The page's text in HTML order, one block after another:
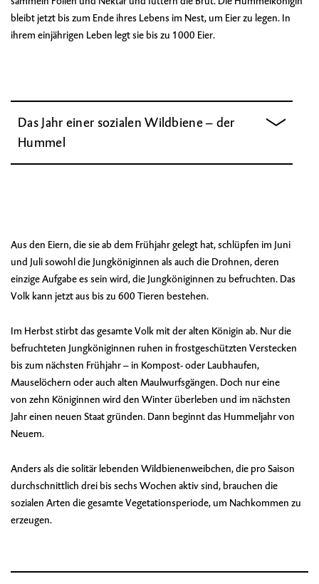
bleibt jetzt bis zum Ende ihres Lebens im Nest, um Eier zu legen. In
ihrem einjährigen Leben legt sie bis zu 1000 Eier.
Das Jahr einer sozialen Wildbiene – der
Hummel
Aus den Eiern, die sie ab dem Frühjahr gelegt hat, schlüpfen im Juni
und Juli sowohl die Jungköniginnen als auch die Drohnen, deren
einzige Aufgabe es sein wird, die Jungköniginnen zu befruchten. Das
Volk kann jetzt aus bis zu 600 Tieren bestehen.
Im Herbst stirbt das gesamte Volk mit der alten Königin ab. Nur die
befruchteten Jungköniginnen ruhen in frostgeschützten Verstecken
bis zum nächsten Frühjahr – in Kompost- oder Laubhaufen,
Mauselöchern oder auch alten Maulwurfsgängen. Doch nur eine
von zehn Königinnen wird den Winter überleben und im nächsten
Jahr einen neuen Staat gründen. Dann beginnt das Hummeljahr von
Neuem.
Anders als die solitär lebenden Wildbienenweibchen, die pro Saison
durchschnittlich drei bis sechs Wochen aktiv sind, brauchen die
sozialen Arten die gesamte Vegetationsperiode, um Nachkommen zu
erzeugen.